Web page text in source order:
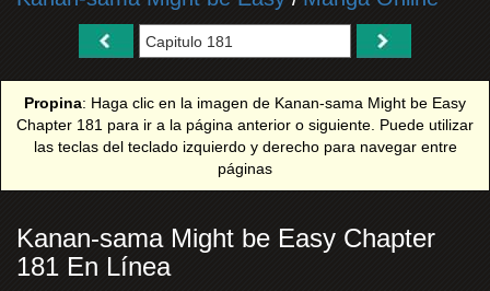
Propina: Haga clic en la imagen de Kanan-sama Might be Easy
Chapter 181 para ir a la página anterior o siguiente. Puede utilizar
las teclas del teclado izquierdo y derecho para navegar entre
páginas
Kanan-sama Might be Easy Chapter
181 En Línea